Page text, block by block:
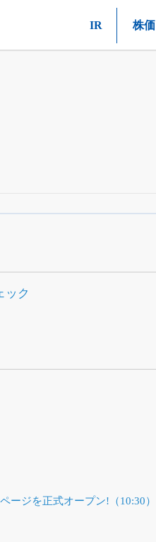
IR 株価
ック
ージを正式オープン!（10:30）